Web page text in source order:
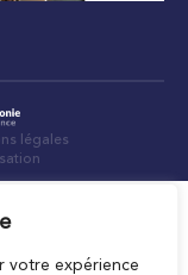
votre expérience
légales